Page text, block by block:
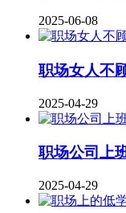
2025-06-08
职场女人不
2025-04-29
职场公司上
2025-04-29